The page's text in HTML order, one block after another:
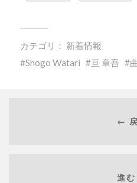
カテゴリ： 新着情報
Shogo Watari
亘 章吾
←
進